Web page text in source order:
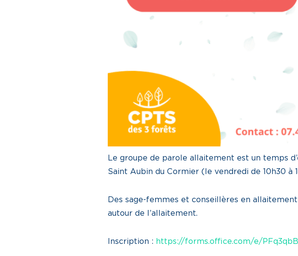
Le groupe de parole allaitement est un temps
Saint Aubin du Cormier (le vendredi de 10h30 à
Des sage-femmes et conseillères en
autour de l’allaitement.
Inscription : https://forms.office.com/e/